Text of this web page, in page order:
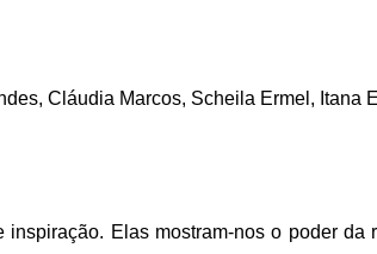
Cláudia Marcos, Scheila Ermel, Itana
Elas mostram-nos o poder da